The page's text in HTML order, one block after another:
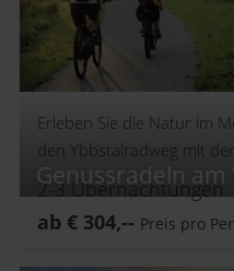
Genussradeln
Erleben Sie die Natur im
den Ybbstalradweg mit
2-3Übernachtungen
ab € 304,-- Preis pro